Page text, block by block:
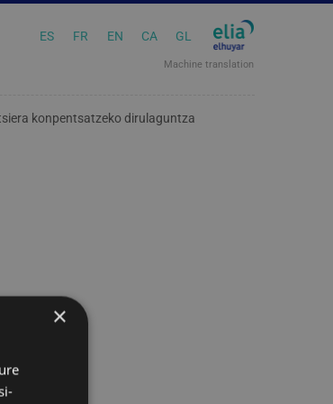
ES FR EN CA GL
Machine translation
konpentsatzeko dirulaguntza
×